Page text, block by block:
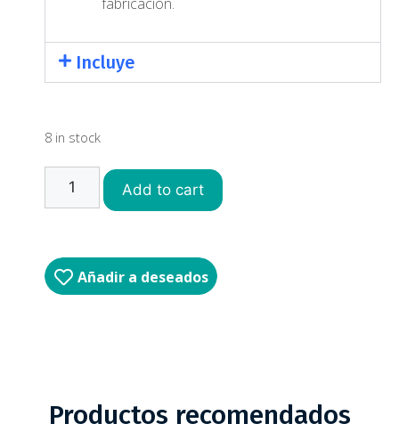
Incluye
8 in stock
Add to cart
Añadir a deseados
Productos recomendados